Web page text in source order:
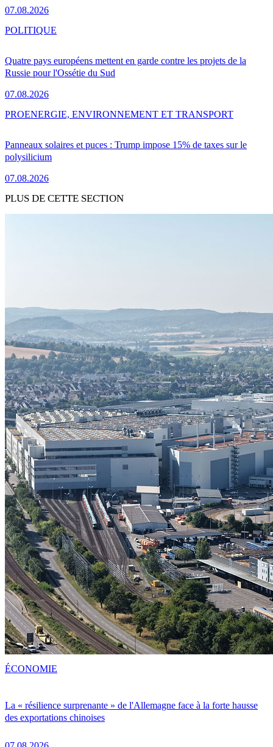
07.08.2026
Quatre pays européens mettent en garde contre les projets de la
Russie pour l'Ossétie du Sud
07.08.2026
POLITIQUE
Panneaux solaires et puces : Trump impose 15% de taxes sur le
polysilicium
07.08.2026
PROENERGIE, ENVIRONNEMENT ET TRANSPORT
PLUS DE CETTE SECTION
La « résilience surprenante » de l'Allemagne face à la forte hausse
des exportations chinoises
ÉCONOMIE